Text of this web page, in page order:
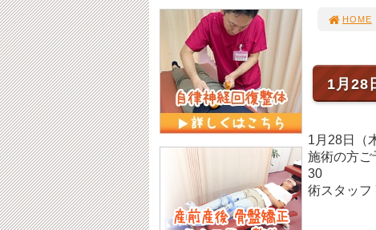
HOME
1月28
1月28日（
施術の
30 11
術スタッ